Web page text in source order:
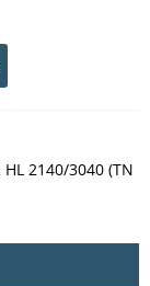
2140/3040 (TN